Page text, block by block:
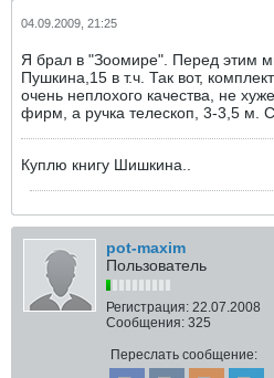
04.09.2009, 21:25
Я брал в "Зоомире". Перед этим
Пушкина,15 в т.ч. Так вот,
очень неплохого качества, не
фирм, а ручка телескоп, 3-3,5 м.
Куплю книгу Шишкина..
pot-maxim
Пользователь
Регистрация: 22.07.2008
Сообщения: 325
Переслать сообщение: